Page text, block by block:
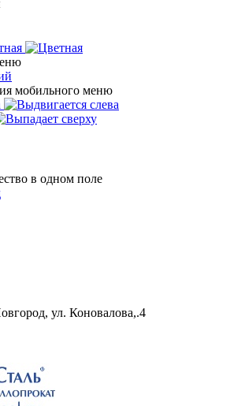
мобильного меню
в одном поле
ул. Коновалова,.4